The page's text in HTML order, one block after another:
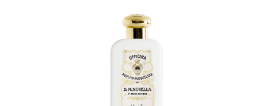
Подробнее
В корзину